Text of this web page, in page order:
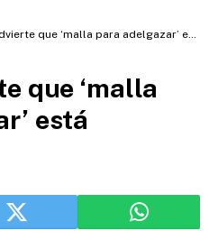
que ‘malla para adelgazar’ está prohibida
que ‘malla
está